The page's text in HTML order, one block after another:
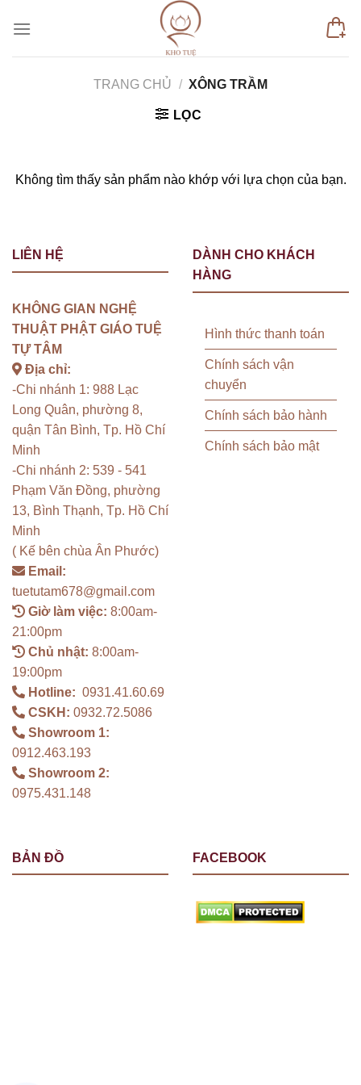
TRANG CHỦ / XÔNG TRẦM
LỌC
Không tìm thấy sản phẩm nào khớp với lựa chọn của bạn.
LIÊN HỆ
KHÔNG GIAN NGHỆ
THUẬT PHẬT GIÁO TUỆ
TỰ TÂM
Địa chỉ:
-Chi nhánh 1: 988 Lạc
Long Quân, phường 8,
quận Tân Bình, Tp. Hồ Chí
Minh
-Chi nhánh 2: 539 - 541
Phạm Văn Đồng, phường
13, Bình Thạnh, Tp. Hồ Chí
Minh
( Kế bên chùa Ân Phước)
Email:
tuetutam678@gmail.com
Giờ làm việc: 8:00am-
21:00pm
Chủ nhật: 8:00am-
19:00pm
Hotline: 0931.41.60.69
CSKH: 0932.72.5086
Showroom 1:
0912.463.193
Showroom 2:
0975.431.148
DÀNH CHO KHÁCH
HÀNG
Hình thức thanh toán
Chính sách vận
chuyển
Chính sách bảo hành
Chính sách bảo mật
BẢN ĐỒ FACEBOOK